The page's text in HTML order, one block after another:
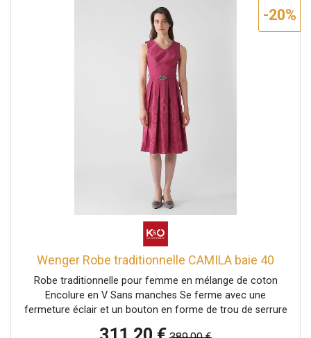
Wenger Robe traditionnelle CAMILA baie 40
Robe traditionnelle pour femme en mélange de coton
Encolure en V Sans manches Se ferme avec une
fermeture éclair et un bouton en forme de trou de serrure
-20%